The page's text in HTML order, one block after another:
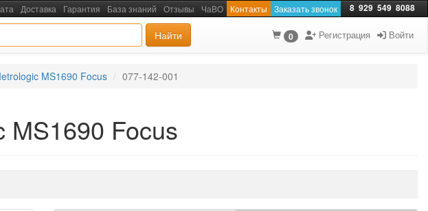
Доставка Гарантия База знаний Отзывы ЧаВО Контакты Заказать звонок 8 929 549 8088
Найти 0 Регистрация Войти
MS1690 Focus 077-142-001
MS1690 Focus